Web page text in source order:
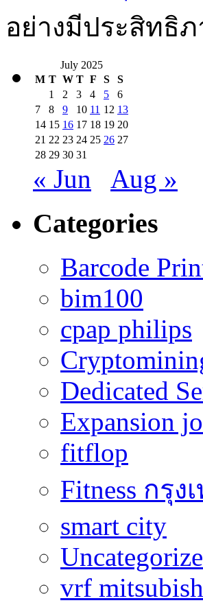
อย่างมีประสิทธิ
July 2025
M T W T F S
S
1
2 3 4 5
6
7
8 9 10 11 12 13
14 15 16 17 18 19 20
21 22 23 24 25 26 27
28 29 30 31
« Jun Aug »
Categories
Barcode
bim100
cpap philips
Dedicated
Expansion
fitflop
Fitness กรุง
smart city
vrf mitsubish